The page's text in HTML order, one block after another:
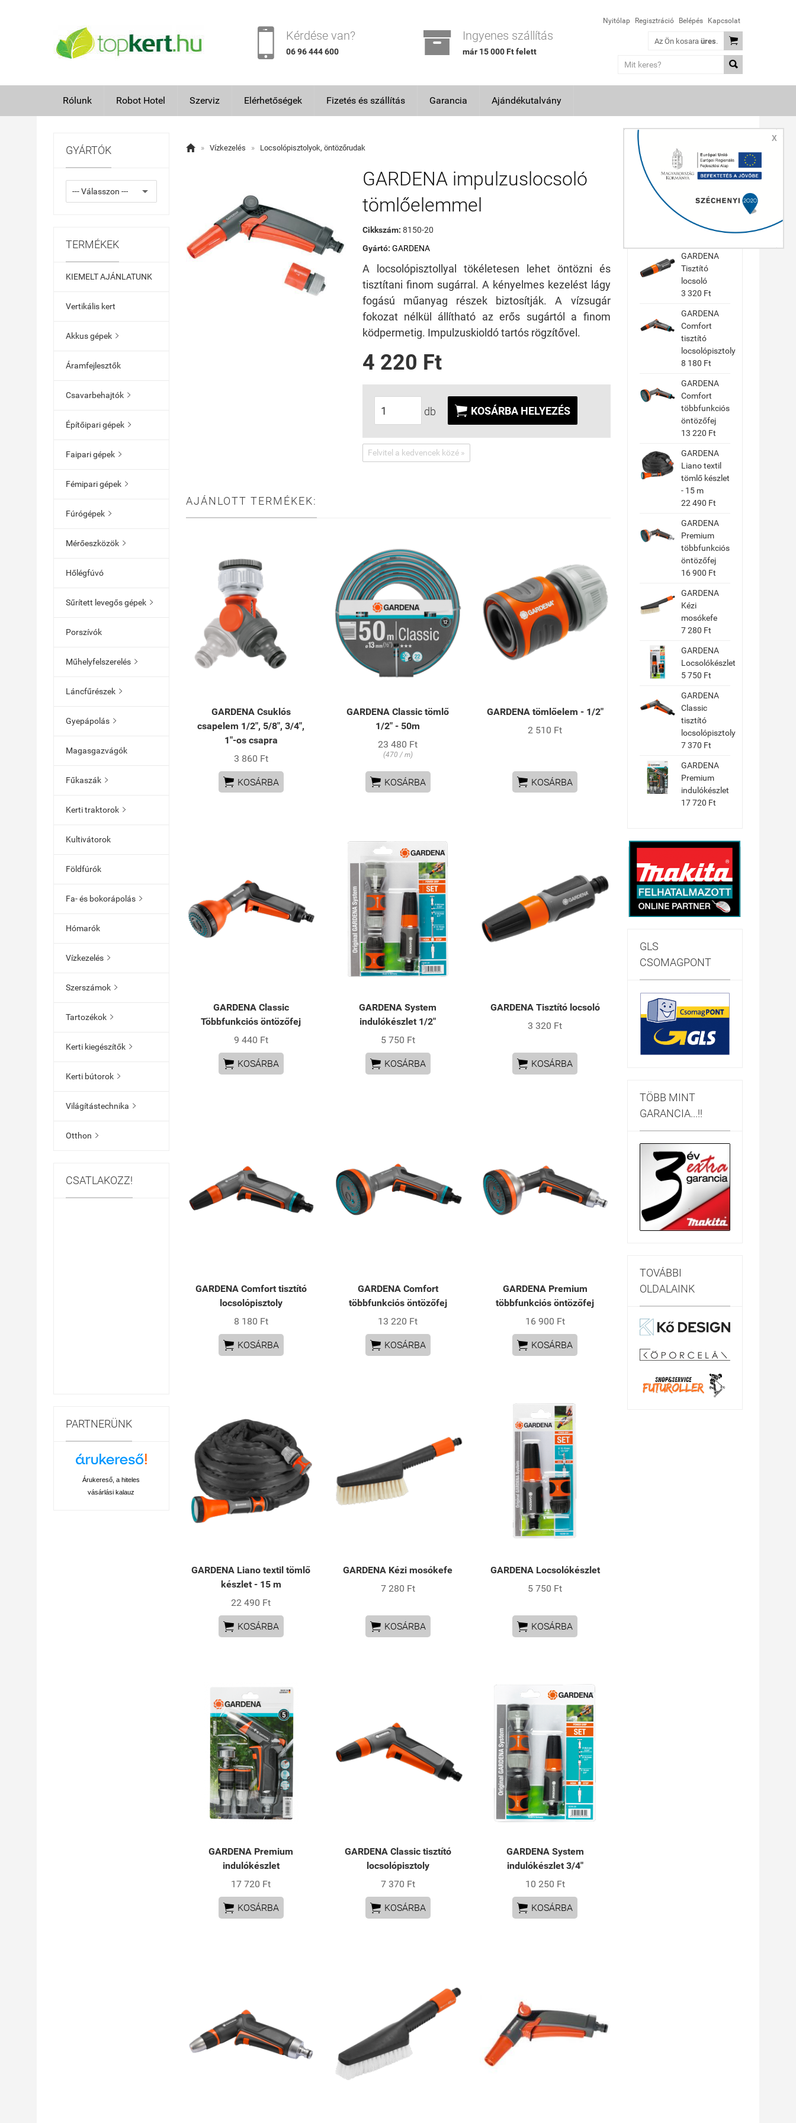
 Kérdése van?
06 96 444 600  Ingyenes szállítás
már 15 000 Ft felett
Nyitólap Regisztráció Belépés Kapcsolat
Az Ön kosara üres.


Rólunk Robot Hotel Szerviz Elérhetőségek Fizetés és szállítás Garancia Ajándékutalvány
GYÁRTÓK
TERMÉKEK
KIEMELT AJÁNLATUNK
Vertikális kert
Akkus gépek 
Áramfejlesztők
Csavarbehajtók 
Építőipari gépek 
Faipari gépek 
Fémipari gépek 
Fúrógépek 
Mérőeszközök 
Hőlégfúvó
Sűrített levegős gépek 
Porszívók
Műhelyfelszerelés 
Láncfűrészek 
Gyepápolás 
Magasgazvágók
Fűkaszák 
Kerti traktorok 
Kultivátorok
Földfúrók
Fa- és bokorápolás 
Hómarók
Vízkezelés 
Szerszámok 
Tartozékok 
Kerti kiegészítők 
Kerti bútorok 
Világítástechnika 
Otthon 
CSATLAKOZZ!
PARTNERÜNK
Árukereső, a hiteles
vásárlási kalauz
 » Vízkezelés » Locsolópisztolyok, öntözőrudak
GARDENA impulzuslocsoló
tömlőelemmel
Cikkszám: 8150-20
Gyártó: GARDENA
A locsolópisztollyal tökéletesen lehet öntözni és
tisztítani finom sugárral. A kényelmes kezelést lágy
fogású műanyag részek biztosítják. A vízsugár
fokozat nélkül állítható az erős sugártól a finom
ködpermetig. Impulzuskioldó tartós rögzítővel.
4 220 Ft
db  KOSÁRBA HELYEZÉS
Felvitel a kedvencek közé »
AJÁNLOTT TERMÉKEK:
GARDENA Csuklós
csapelem 1/2", 5/8", 3/4",
1"-os csapra
3 860 Ft
 KOSÁRBA
GARDENA Classic tömlő
1/2" - 50m
23 480 Ft
(470 / m)
 KOSÁRBA
GARDENA tömlőelem - 1/2"
2 510 Ft
 KOSÁRBA
GARDENA Classic
Többfunkciós öntözőfej
9 440 Ft
 KOSÁRBA
GARDENA System
indulókészlet 1/2"
5 750 Ft
 KOSÁRBA
GARDENA Tisztító locsoló
3 320 Ft
 KOSÁRBA
GARDENA Comfort tisztító
locsolópisztoly
8 180 Ft
 KOSÁRBA
GARDENA Comfort
többfunkciós öntözőfej
13 220 Ft
 KOSÁRBA
GARDENA Premium
többfunkciós öntözőfej
16 900 Ft
 KOSÁRBA
GARDENA Liano textil tömlő
készlet - 15 m
22 490 Ft
 KOSÁRBA
GARDENA Kézi mosókefe
7 280 Ft
 KOSÁRBA
GARDENA Locsolókészlet
5 750 Ft
 KOSÁRBA
GARDENA Premium
indulókészlet
17 720 Ft
 KOSÁRBA
GARDENA Classic tisztító
locsolópisztoly
7 370 Ft
 KOSÁRBA
GARDENA System
indulókészlet 3/4"
10 250 Ft
 KOSÁRBA
TOP TERMÉKEK
Classic
öntözőfej
GARDENA
Tisztító
locsoló
3 320 Ft
GARDENA
Comfort
tisztító
locsolópisztoly
8 180 Ft
GARDENA
Comfort
többfunkciós
öntözőfej
13 220 Ft
GARDENA
Liano textil
tömlő készlet
- 15 m
22 490 Ft
GARDENA
Premium
többfunkciós
öntözőfej
16 900 Ft
GARDENA
Kézi
mosókefe
7 280 Ft
GARDENA
Locsolókészlet
5 750 Ft
GARDENA
Classic
tisztító
locsolópisztoly
7 370 Ft
GARDENA
Premium
indulókészlet
17 720 Ft
GLS
CSOMAGPONT
TÖBB MINT
GARANCIA...!!
TOVÁBBI
OLDALAINK
X